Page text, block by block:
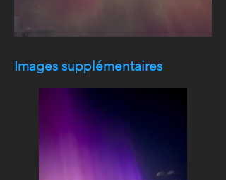
Images supplémentaires